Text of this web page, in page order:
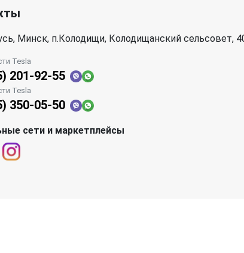
Минск, п.Колодищи, Колодищанский сельсовет,
Tesla
201-92-55
Tesla
350-05-50
сети и маркетплейсы